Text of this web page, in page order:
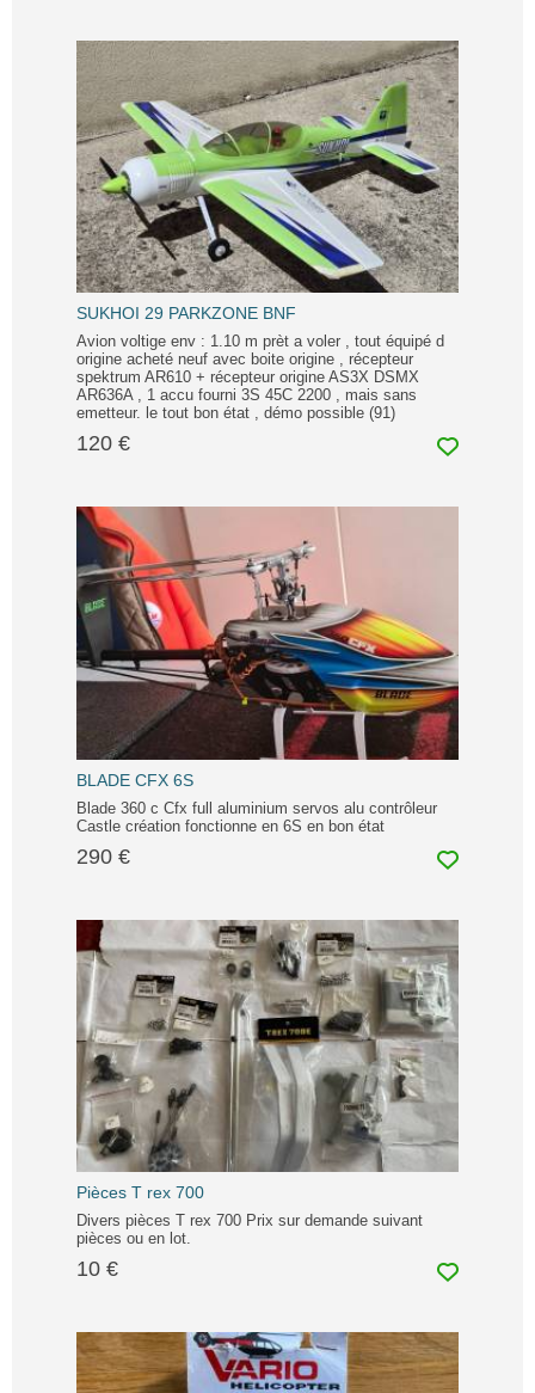
SUKHOI 29 PARKZONE BNF
Avion voltige env : 1.10 m prèt a voler , tout équipé d
origine acheté neuf avec boite origine , récepteur
spektrum AR610 + récepteur origine AS3X DSMX
AR636A , 1 accu fourni 3S 45C 2200 , mais sans
emetteur. le tout bon état , démo possible (91)
120 €
BLADE CFX 6S
Blade 360 c Cfx full aluminium servos alu contrôleur
Castle création fonctionne en 6S en bon état
290 €
Pièces T rex 700
Divers pièces T rex 700 Prix sur demande suivant
pièces ou en lot.
10 €